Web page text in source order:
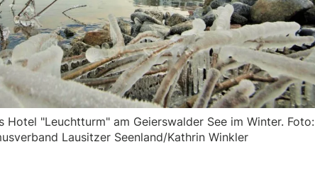
Hotel "Leuchtturm" am Geierswalder See im Winter. Foto:
Lausitzer Seenland/Kathrin Winkler